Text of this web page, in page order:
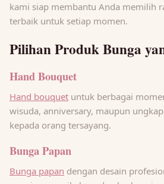
kami siap membantu Anda memilih
terbaik untuk setiap momen.
Pilihan Produk Bunga
Hand Bouquet
Hand bouquet untuk berbagai
wisuda, anniversary, maupun
kepada orang tersayang.
Bunga Papan
Bunga papan dengan desain